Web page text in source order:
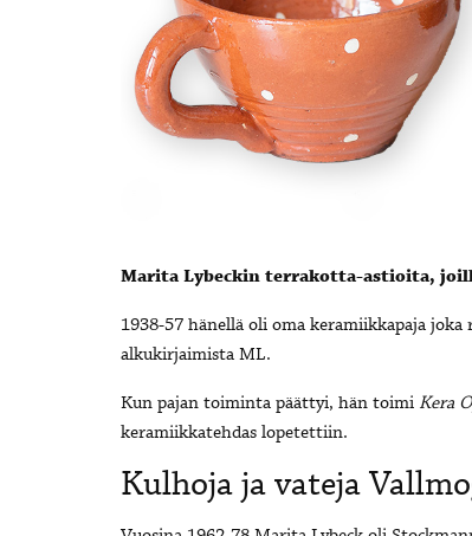
Marita Lybeckin terrakotta-astioita,
1938-57 hänellä oli oma keramiikkapaja
alkukirjaimista ML.
Kun pajan toiminta päättyi, hän toimi Kera
keramiikkatehdas lopetettiin.
Kulhoja ja vateja